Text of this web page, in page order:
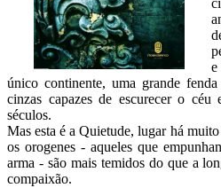
único continente, uma grande
cinzas capazes de escurecer o
séculos.
Mas esta é a Quietude, lugar há
os orogenes - aqueles que
arma - são mais temidos do que a
compaixão.